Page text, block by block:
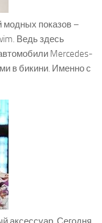
показов –
Ведь здесь
Mercedes-
в бикини. Именно с